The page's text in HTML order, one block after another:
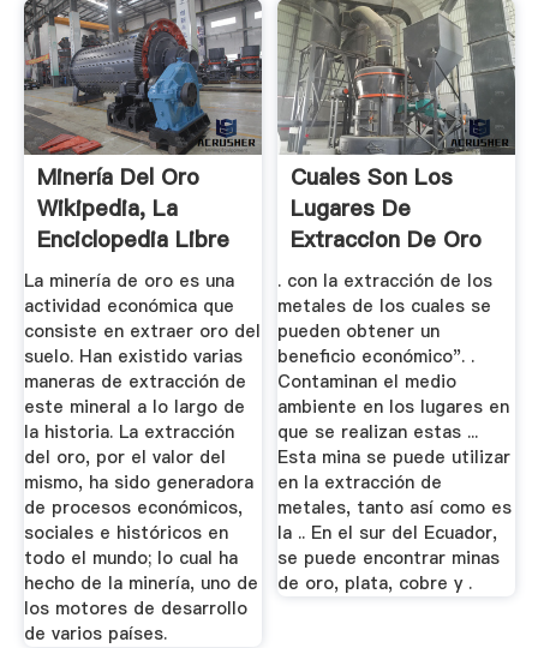
Minería Del Oro
Wikipedia, La
Enciclopedia Libre
La minería de oro es una
actividad económica que
consiste en extraer oro del
suelo. Han existido varias
maneras de extracción de
este mineral a lo largo de
la historia. La extracción
del oro, por el valor del
mismo, ha sido generadora
de procesos económicos,
sociales e históricos en
todo el mundo; lo cual ha
hecho de la minería, uno de
los motores de desarrollo
de varios países.
Cuales Son Los
Lugares De
Extraccion De Oro
En Ecuador
. con la extracción de los
metales de los cuales se
pueden obtener un
beneficio económico". .
Contaminan el medio
ambiente en los lugares en
que se realizan estas ...
Esta mina se puede utilizar
en la extracción de
metales, tanto así como es
la .. En el sur del Ecuador,
se puede encontrar minas
de oro, plata, cobre y .